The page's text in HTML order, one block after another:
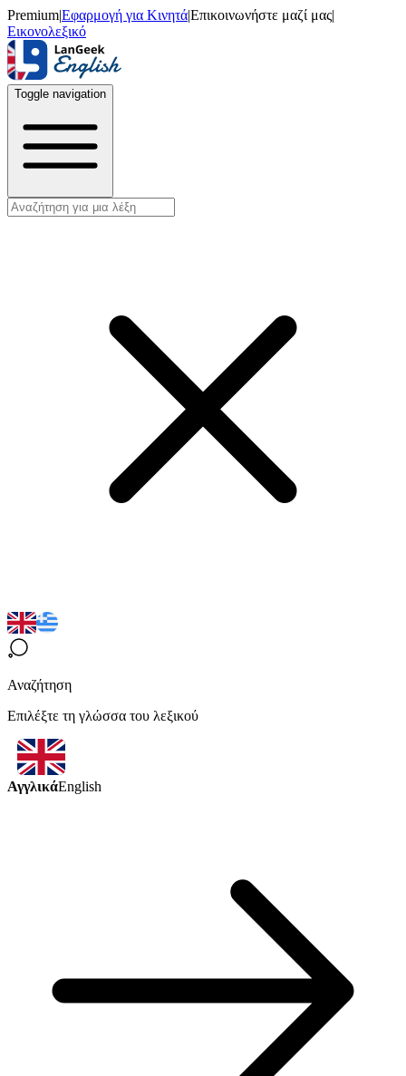
Premium|Εφαρμογή για Κινητά|Επικοινωνήστε μαζί μας|
Εικονολεξικό
Toggle navigation
Αναζήτηση
Επιλέξτε τη γλώσσα του λεξικού
ΑγγλικάEnglish